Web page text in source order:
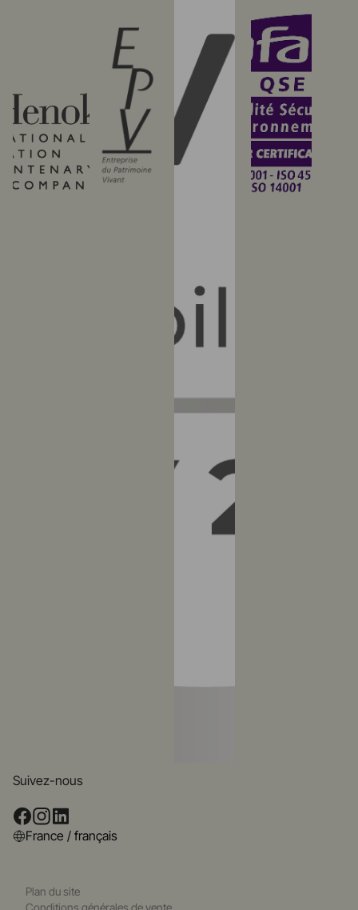
Suivez-nous
France / français
Plan du site